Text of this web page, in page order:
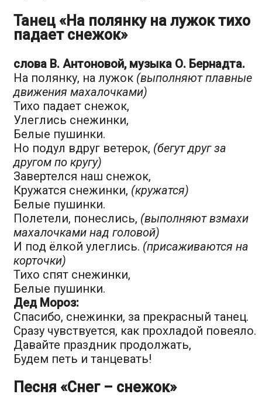
Танец «На полянку на лужок тихо
падает снежок»
слова В. Антоновой, музыка О. Бернадта.
На полянку, на лужок (выполняют плавные
движения махалочками)
Тихо падает снежок,
Улеглись снежинки,
Белые пушинки.
Но подул вдруг ветерок, (бегут друг за
другом по кругу)
Завертелся наш снежок,
Кружатся снежинки, (кружатся)
Белые пушинки.
Полетели, понеслись, (выполняют взмахи
махалочками над головой)
И под ёлкой улеглись. (присаживаются на
корточки)
Тихо спят снежинки,
Белые пушинки.
Дед Мороз:
Спасибо, снежинки, за прекрасный танец.
Сразу чувствуется, как прохладой повеяло.
Давайте праздник продолжать,
Будем петь и танцевать!
Песня «Снег – снежок»